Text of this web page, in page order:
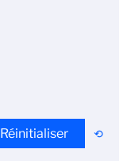
Réinitialiser